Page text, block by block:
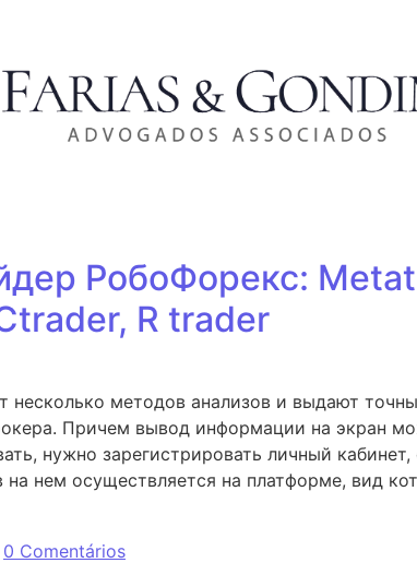
РобоФорекс:
R trader
несколько методов анализов и выдают
Причем вывод информации на экран
нужно зарегистрировать личный
на нем осуществляется на платформе, вид
0 Comentários